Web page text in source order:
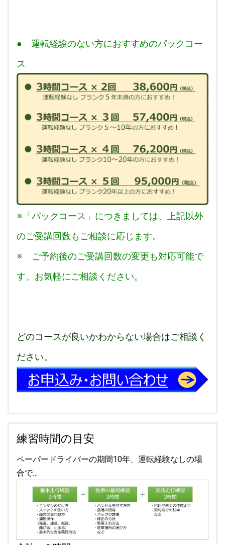
● 運転経験のない方におすすめのパックコー
ス
※「パックコース」につきましては、上記以外
のご受講回数もご相談に応じます。
※ ご予約後のご受講回数の変更も対応可能で
す。お気軽にご相談ください。
どのコースが良いかわからない場合はご相談く
ださい。
練習時間の目安
ペーパードライバーの期間10年、運転経験なしの場
合で…